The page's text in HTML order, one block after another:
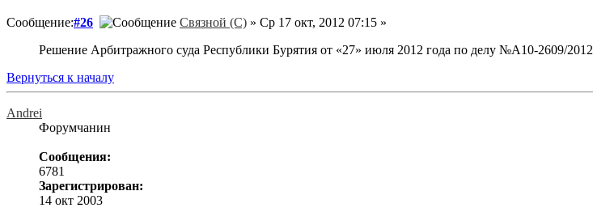
Сообщение:#26 Связной (С) » Ср 17 окт, 2012 07:15 »
Решение Арбитражного суда Республики Бурятия от «27» июля 2012 года по делу №А10-2609/2012
Вернуться к началу
Andrei
Форумчанин
Сообщения:
6781
Зарегистрирован:
14 окт 2003